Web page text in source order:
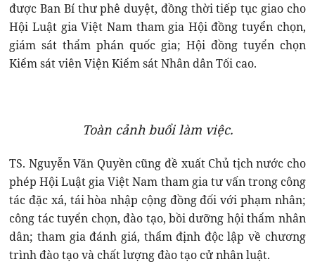
được Ban Bí thư phê duyệt, đồng thời tiếp tục giao cho
Hội Luật gia Việt Nam tham gia Hội đồng tuyển chọn,
giám sát thẩm phán quốc gia; Hội đồng tuyển chọn
Kiểm sát viên Viện Kiểm sát Nhân dân Tối cao.
Toàn cảnh buổi làm việc.
TS. Nguyễn Văn Quyền cũng đề xuất Chủ tịch nước cho
phép Hội Luật gia Việt Nam tham gia tư vấn trong công
tác đặc xá, tái hòa nhập cộng đồng đối với phạm nhân;
công tác tuyển chọn, đào tạo, bồi dưỡng hội thẩm nhân
dân; tham gia đánh giá, thẩm định độc lập về chương
trình đào tạo và chất lượng đào tạo cử nhân luật.